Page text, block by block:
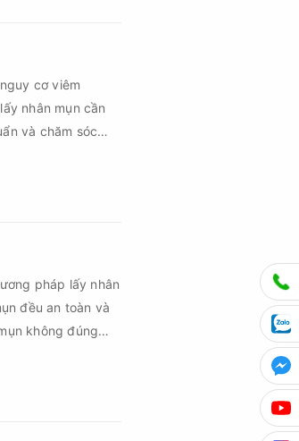
cơ viêm
nhân mụn cần
và chăm sóc
pháp lấy nhân
đều an toàn và
không đúng
chí là sẹo rỗ. Vậy